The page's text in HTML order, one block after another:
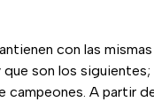
con las mismas
son los
campeones. A partir